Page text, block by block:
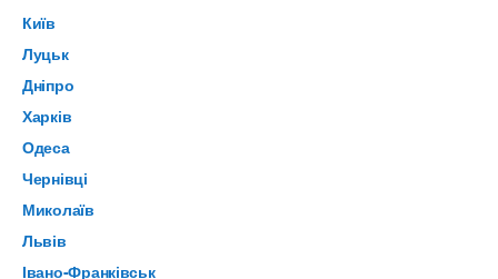
Київ
Луцьк
Дніпро
Харків
Одеса
Чернівці
Миколаїв
Львів
Івано-Франківськ